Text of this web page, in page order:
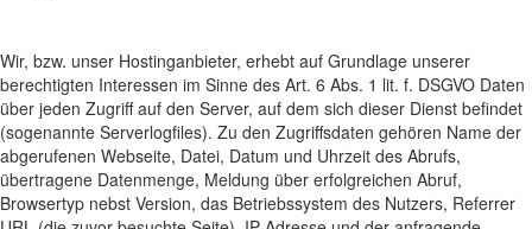
Wir, bzw. unser Hostinganbieter, erhebt auf Grundlage unserer
berechtigten Interessen im Sinne des Art. 6 Abs. 1 lit. f. DSGVO Daten
über jeden Zugriff auf den Server, auf dem sich dieser Dienst befindet
(sogenannte Serverlogfiles). Zu den Zugriffsdaten gehören Name der
abgerufenen Webseite, Datei, Datum und Uhrzeit des Abrufs,
übertragene Datenmenge, Meldung über erfolgreichen Abruf,
Browsertyp nebst Version, das Betriebssystem des Nutzers, Referrer